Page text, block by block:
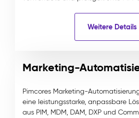
Weitere Details
Marketing-
Pimcores Marketing-
eine leistungsstarke, anpassbare
aus PIM, MDM, DAM, DXP und